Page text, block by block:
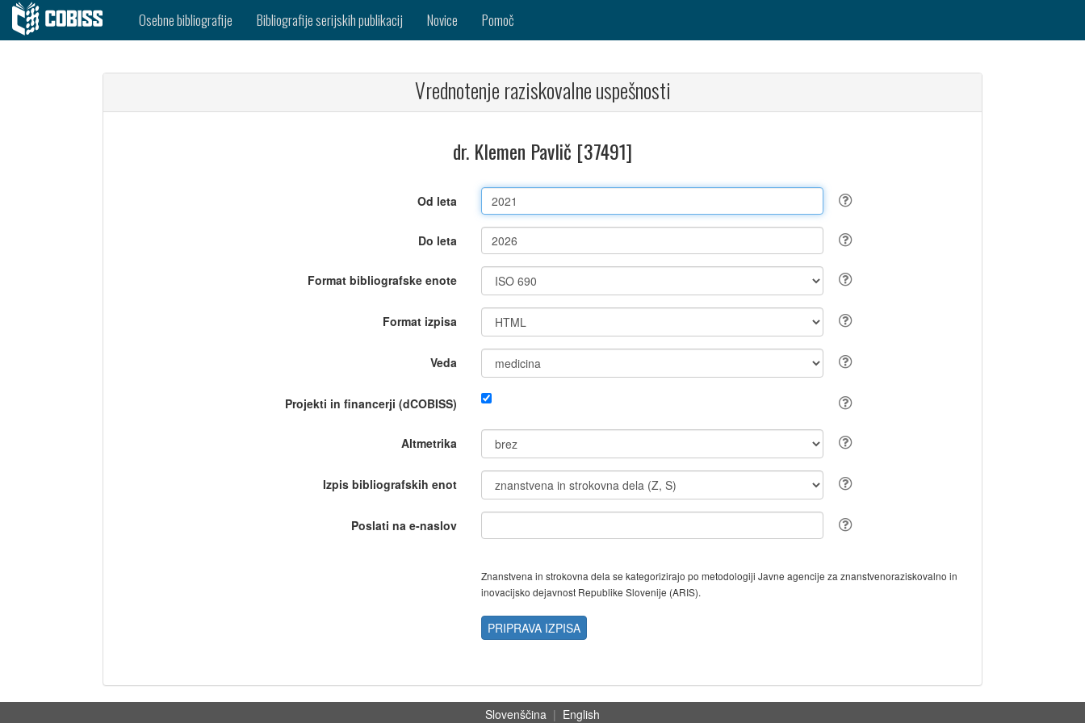
Osebne bibliografije Bibliografije serijskih publikacij Novice Pomoč
Vrednotenje raziskovalne uspešnosti
dr. Klemen Pavlič [37491]
Od leta
Do leta
Format bibliografske enote
Format izpisa
Veda
Projekti in financerji (dCOBISS)
Altmetrika
Izpis bibliografskih enot
Poslati na e-naslov
Znanstvena in strokovna dela se kategorizirajo po metodologiji Javne agencije za znanstvenoraziskovalno in
inovacijsko dejavnost Republike Slovenije (ARIS).
PRIPRAVA IZPISA
Slovenščina | English